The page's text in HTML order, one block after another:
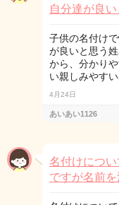
自分達が良
子供の名付け
が良いと思う
から、分かり
い親しみやす
4月24日
あいあい1126
名付けにつ
ですが名前